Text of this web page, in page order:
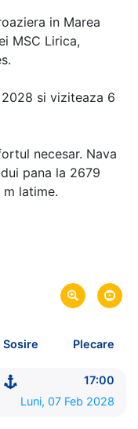
in Marea
MSC Lirica,
si viziteaza 6
necesar. Nava
pana la 2679
latime.
Franta
Sosire Plecare
17:00
Luni, 07 Feb 2028